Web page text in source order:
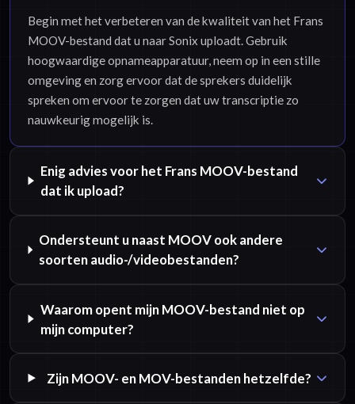
Begin met het verbeteren van de kwaliteit van het Frans
MOOV-bestand dat u naar Sonix uploadt. Gebruik
hoogwaardige opnameapparatuur, neem op in een stille
omgeving en zorg ervoor dat de sprekers duidelijk
spreken om ervoor te zorgen dat uw transcriptie zo
nauwkeurig mogelijk is.
Enig advies voor het Frans MOOV-bestand
dat ik upload?
Ondersteunt u naast MOOV ook andere
soorten audio-/videobestanden?
Waarom opent mijn MOOV-bestand niet op
mijn computer?
Zijn MOOV- en MOV-bestanden hetzelfde?